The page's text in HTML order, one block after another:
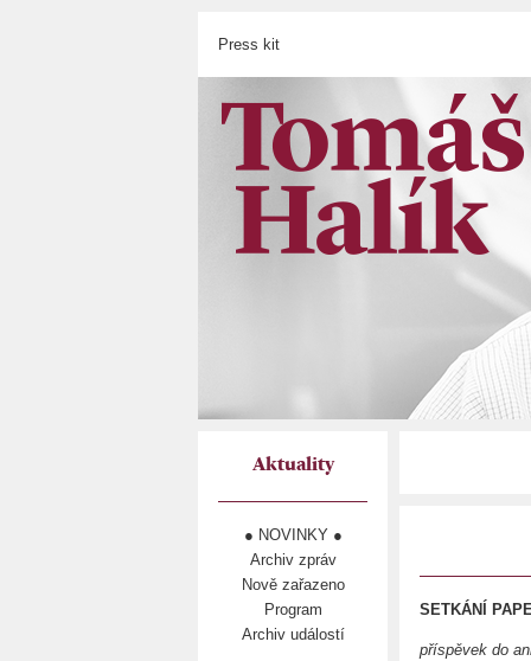
Press kit
Aktuality
● NOVINKY ●
Archiv zpráv
Nově zařazeno
Program
Archiv událostí
SETKÁNÍ
příspěvek do